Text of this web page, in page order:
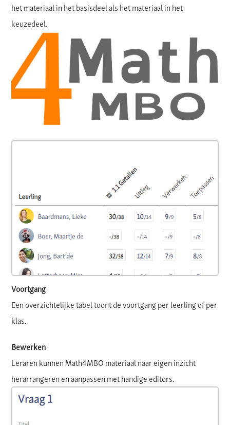
het materiaal in het basisdeel als het materiaal in het
keuzedeel.
Voortgang
Een overzichtelijke tabel toont de voortgang per leerling of per
klas.
Bewerken
Leraren kunnen Math4MBO materiaal naar eigen inzicht
herarrangeren en aanpassen met handige editors.